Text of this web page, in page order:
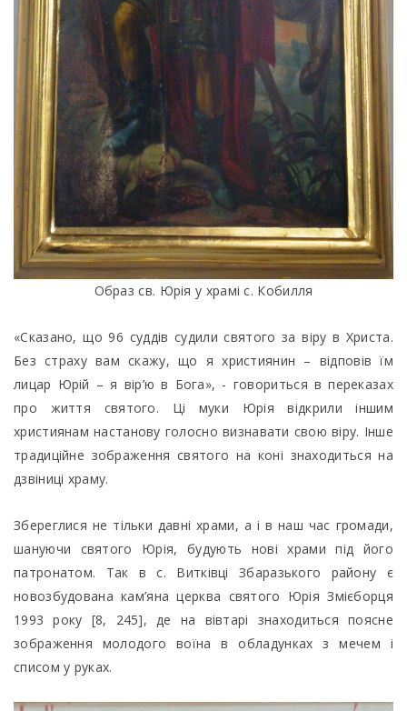
Образ св. Юрія у храмі с. Кобилля
«Сказано, що 96 суддів судили святого за віру в Христа.
Без страху вам скажу, що я християнин – відповів їм
лицар Юрій – я вір’ю в Бога», - говориться в переказах
про життя святого. Ці муки Юрія відкрили іншим
християнам настaнoву голосно визнавати свою віру. Інше
традиційне зображення святого на коні знаходиться на
дзвіниці храму.
Збереглися не тільки давні храми, а і в наш час громади,
шануючи святого Юрія, будують нові храми під його
патронатом. Так в с. Витківці Збаразького району є
новозбудована кам’яна церква святого Юрія Змієборця
1993 року [8, 245], де на вівтарі знаходиться поясне
зображення молодого воїна в обладунках з мечем і
списом у руках.